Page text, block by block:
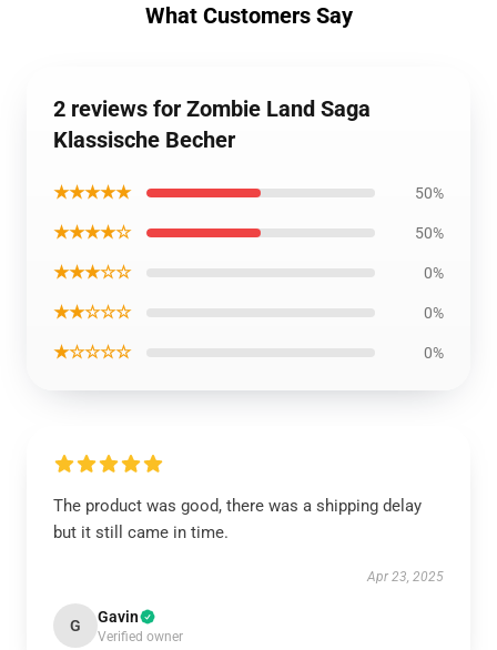
What Customers Say
2 reviews for Zombie Land Saga
Klassische Becher
★★★★★ 50%
★★★★☆ 50%
★★★☆☆ 0%
★★☆☆☆ 0%
★☆☆☆☆ 0%
The product was good, there was a shipping delay
but it still came in time.
Apr 23, 2025
G Gavin
Verified owner